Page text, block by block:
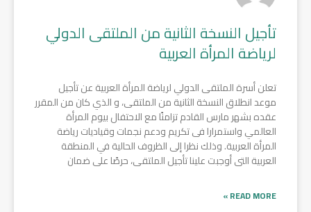
تأجيل النسخة الثانية من الملتقى الدولي
لرياضة المرأة العربية
تعلن أسرة الملتقى الدولي لرياضة المرأة العربية عن تأجيل
موعد انطلاق النسخة الثانية من الملتقى، و الذي كان من المقرر
عقده بشهر مارس القادم تزامنًا مع الاحتفال بيوم المرأة
العالمي واستمرارا فى تكريم ودعم نجمات وقياديات رياضة
المرأة العربية. وذلك نظرا إلى الظروف الحالية في المنطقة
العربية التى أوجبت علينا تأجيل الملتقى، حرصًا على ضمان
READ MORE »